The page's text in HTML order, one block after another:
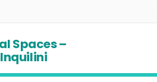
Spaces –